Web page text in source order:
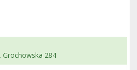
Grochowska 284